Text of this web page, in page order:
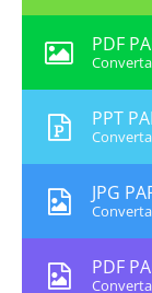
PDF
PPT
Converta
JPG
Converta
PDF
Converta